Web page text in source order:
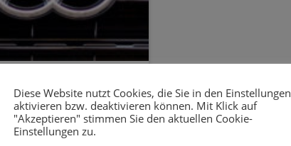
den Audi A3
A3 Sportback e-tron
Steckdosen [...]
Diese Website nutzt Cookies, die Sie in den Einstellungen
aktivieren bzw. deaktivieren können. Mit Klick auf
"Akzeptieren" stimmen Sie den aktuellen Cookie-
Einstellungen zu.